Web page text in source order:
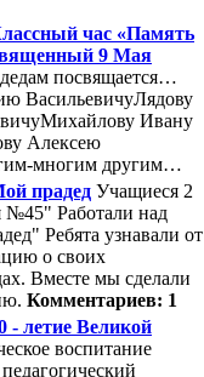
час «Память
9 Мая
посвящается…
ВасильевичуЛядову
Ивану
Алексею
многим другим…
прадед Учащиеся 2
№45" Работали над
Ребята узнавали от
о своих
Вместе мы сделали
Комментариев: 1
- летие Великой
воспитание